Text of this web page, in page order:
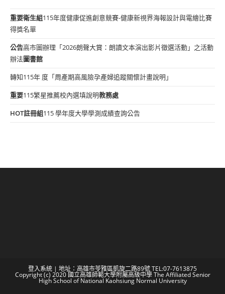
重要衛生組115年度健康促進創意競賽-健康新視界海報設計與電繪比賽
得獎名單
公告高市圖辦理「2026朗聲大賞：朗讀文本演出影片徵選活動」之活動
辦法圖書館
轉知115年 度「周產期高風險孕產婦追蹤關懷計畫說明」
重要115繁星推薦校內選填說明教務處
HOT註冊組115 學年度大學學測成績查詢公告
登入系統 | 地址：高雄市苓雅區凱旋二路89號 TEL:07-7613875
Copyright (c) 2020 國立高雄師範大學附屬高級中學 The Affiliated Senior
High School of National Kaohsiung Normal University